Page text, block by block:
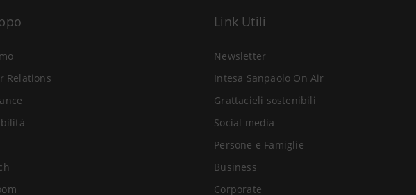
Relations
Link Utili
Newsletter
Intesa Sanpaolo On Air
Grattacieli sostenibili
Social media
Persone e Famiglie
Business
Corporate